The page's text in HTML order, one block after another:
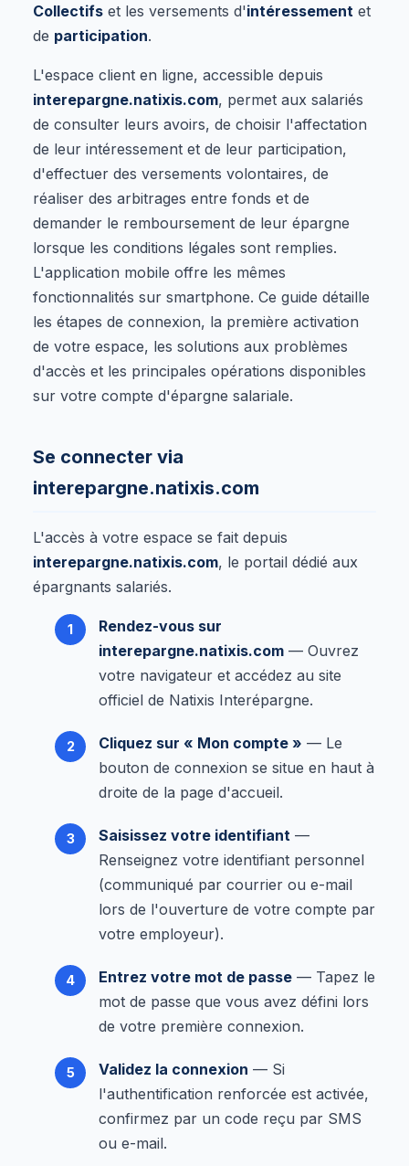
Collectifs et les versements d'intéressement et
de participation.
L'espace client en ligne, accessible depuis
interepargne.natixis.com, permet aux salariés
de consulter leurs avoirs, de choisir l'affectation
de leur intéressement et de leur participation,
d'effectuer des versements volontaires, de
réaliser des arbitrages entre fonds et de
demander le remboursement de leur épargne
lorsque les conditions légales sont remplies.
L'application mobile offre les mêmes
fonctionnalités sur smartphone. Ce guide détaille
les étapes de connexion, la première activation
de votre espace, les solutions aux problèmes
d'accès et les principales opérations disponibles
sur votre compte d'épargne salariale.
Se connecter via
interepargne.natixis.com
L'accès à votre espace se fait depuis
interepargne.natixis.com, le portail dédié aux
épargnants salariés.
Rendez-vous sur
interepargne.natixis.com — Ouvrez
votre navigateur et accédez au site
officiel de Natixis Interépargne.
Cliquez sur « Mon compte » — Le
bouton de connexion se situe en haut à
droite de la page d'accueil.
Saisissez votre identifiant —
Renseignez votre identifiant personnel
(communiqué par courrier ou e-mail
lors de l'ouverture de votre compte par
votre employeur).
Entrez votre mot de passe — Tapez le
mot de passe que vous avez défini lors
de votre première connexion.
Validez la connexion — Si
l'authentification renforcée est activée,
confirmez par un code reçu par SMS
ou e-mail.